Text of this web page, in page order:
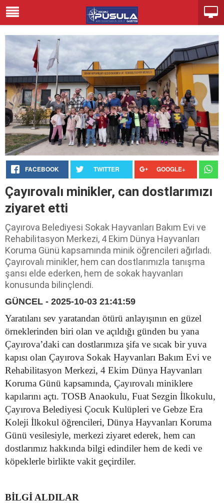
FACEBOOK TWITTER GOOGLE+
Çayırovalı minikler, can dostlarımızı
ziyaret etti
Çayırova Belediyesi Sokak Hayvanları Bakım Evi ve
Rehabilitasyon Merkezi, 4 Ekim Dünya Hayvanları
Koruma Günü kapsamında minik öğrencileri ağırladı.
Çayırovalı minikler, hem can dostlarımızla tanışma
şansı elde ederken, hem de sokak hayvanları
konusunda bilinçlendi.
GÜNCEL - 2025-10-03 21:41:59
Yaratılanı sev yaratandan ötürü anlayışının en güzel
örneklerinden biri olan ve açıldığı günden bu yana
Çayırova’daki can dostlarımıza şifa ve sıcak bir yuva
kapısı olan Çayırova Sokak Hayvanları Bakım Evi ve
Rehabilitasyon Merkezi, 4 Ekim Dünya Hayvanları
Koruma Günü kapsamında, Çayırovalı miniklere
kapılarını açtı. TOSB Anaokulu, Fuat Sezgin İlkokulu,
Çayırova Belediyesi Çocuk Kulüpleri ve Gebze Era
Koleji İlkokul öğrencileri, Dünya Hayvanları Koruma
Günü vesilesiyle, merkezi ziyaret ederek, hem can
dostlarımız hakkında bilgi edindiler hem de kedi ve
köpeklerle birlikte vakit geçirdiler.
BİLGİ ALDILAR